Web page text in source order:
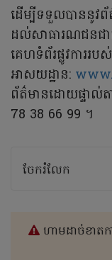
ដើម្បីទទួលបាននូវព័
ដល់សាធារណជនជា
គេហទំព័រផ្លូវការរ
អាសយដ្ឋាន:
ព័ត៌មានដោយផ្ទាល់
78 38 66 99 ។
ចែករំលែក
ហាមដាច់ខាត